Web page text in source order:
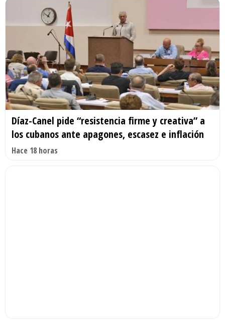
Díaz-Canel pide “resistencia firme y creativa” a
los cubanos ante apagones, escasez e inflación
Hace 18 horas